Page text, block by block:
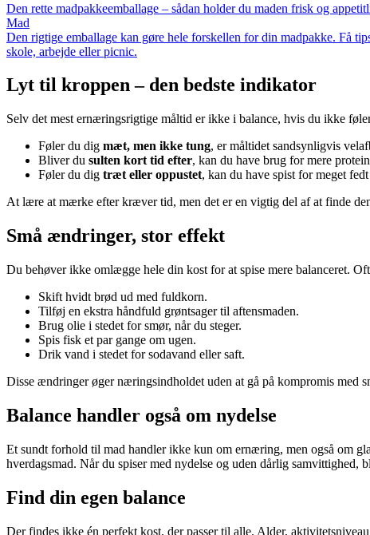
Den rette madpakkeemballage – sådan holder du maden frisk og
Mad
Den rigtige emballage kan gøre hele forskellen for din madpakke. Få
skole, arbejde eller picnic.
Lyt til kroppen – den bedste indikator
Selv det mest ernæringsrigtige måltid er ikke i balance, hvis du ikke
Føler du dig mæt, men ikke tung, er måltidet sandsynligvis
Bliver du sulten kort tid efter, kan du have brug for mere
Føler du dig træt eller oppustet, kan du have spist for meget
At lære at mærke efter kræver tid, men det er en vigtig del af at finde
Små ændringer, stor effekt
Du behøver ikke omlægge hele din kost for at spise mere balanceret.
Skift hvidt brød ud med fuldkorn.
Tilføj en ekstra håndfuld grøntsager til aftensmaden.
Brug olie i stedet for smør, når du steger.
Spis fisk et par gange om ugen.
Drik vand i stedet for sodavand eller saft.
Disse ændringer øger næringsindholdet uden at gå på kompromis med
Balance handler også om nydelse
Et sundt forhold til mad handler ikke kun om ernæring, men også om
hverdagsmad. Når du spiser med nydelse og uden dårlig samvittighed,
Find din egen balance
Der findes ikke én perfekt kost, der passer til alle. Alder,